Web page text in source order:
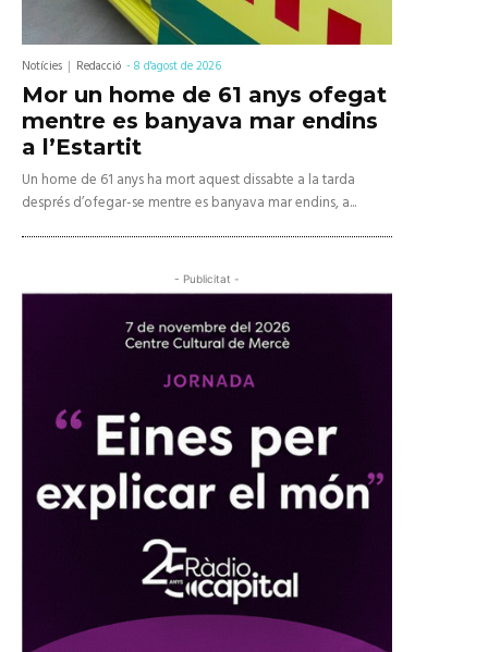
Notícies Redacció -8 d'agost de 2026
Mor un home de 61 anys ofegat
mentre es banyava mar endins
a l’Estartit
Un home de 61 anys ha mort aquest dissabte a la tarda
després d’ofegar-se mentre es banyava mar endins, a...
- Publicitat -